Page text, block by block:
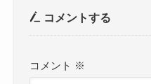
コメントする
コメント ※